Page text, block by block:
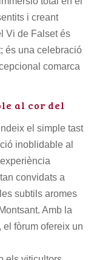
i creant
Vi de Falset és
és una celebració
comarca
al cor del
el simple tast
inoblidable al
convidats a
subtils aromes
Amb la
fòrum ofereix un